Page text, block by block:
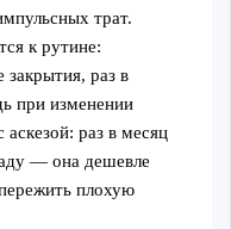
трат.
к рутине:
закрытия, раз в
при изменении
раз в месяц
— она дешевле
плохую